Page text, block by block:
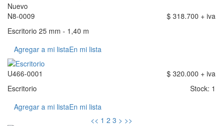
Nuevo
N8-0009
$ 318.700 + iva
Escritorio 25 mm - 1,40 m
Agregar a mi listaEn mi lista
U466-0001
$ 320.000 + iva
Escritorio
Stock: 1
Agregar a mi listaEn mi lista
<< 1 2 3 > >>